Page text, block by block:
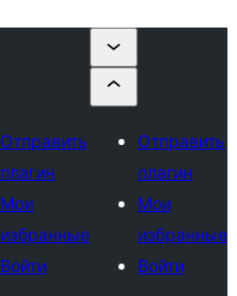
Отправить
плагин
Мои
избранные
Войти
Отправить
плагин
Мои
избранные
Войти